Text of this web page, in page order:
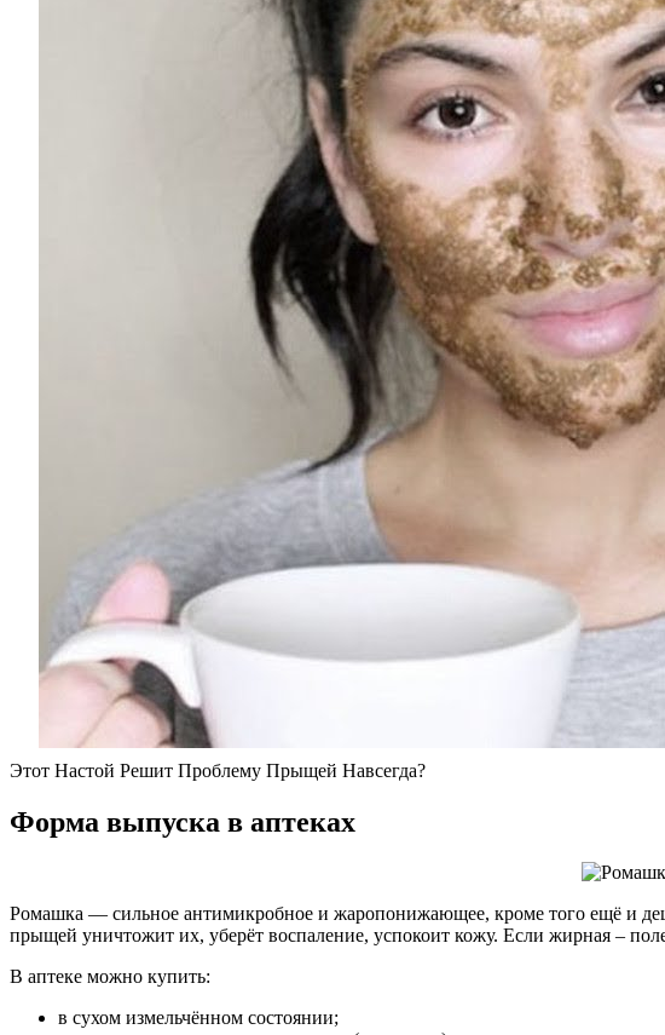
Этот Настой Решит Проблему Прыщей Навсегда?
Форма выпуска в аптеках
Ромашка — сильное антимикробное и жаропонижающее, кроме того ещё и
прыщей уничтожит их, уберёт воспаление, успокоит кожу. Если жирная –
В аптеке можно купить:
в сухом измельчённом состоянии;